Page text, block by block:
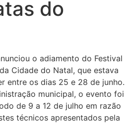
do
o adiamento do Festival
Cidade do Natal, que estava
entre os dias 25 e 28 de junho.
municipal, o evento foi
de 9 a 12 de julho em razão
técnicos apresentados pela